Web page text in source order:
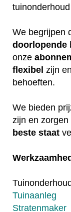
We begrijpen
doorlopende
onze
flexibel zijn
behoeften.
We bieden
zijn en
beste staat
Tuinaanleg
Stratenmaker